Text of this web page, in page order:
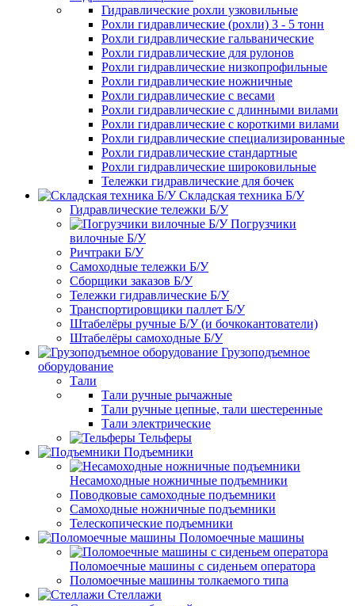
Гидравлические рохли узковильные
Рохли гидравлические (рохли) 3 - 5 тонн
Рохли гидравлические гальванические
Рохли гидравлические для рулонов
Рохли гидравлические низкопрофильные
Рохли гидравлические ножничные
Рохли гидравлические с весами
Рохли гидравлические с длинными вилами
Рохли гидравлические с короткими вилами
Рохли гидравлические специализированные
Рохли гидравлические стандартные
Рохли гидравлические широковильные
Тележки гидравлические для бочек
Складская техника Б/У
Гидравлические тележки Б/У
Погрузчики
вилочные Б/У
Ричтраки Б/У
Самоходные тележки Б/У
Сборщики заказов Б/У
Тележки гидравлические Б/У
Транспортировщики паллет Б/У
Штабелёры ручные Б/У (и бочкокантователи)
Штабелёры самоходные Б/У
Грузоподъемное
оборудование
Тали
Тали ручные рычажные
Тали ручные цепные, тали шестеренные
Тали электрические
Тельферы
Подъемники
Несамоходные ножничные подъемники
Поводковые самоходные подъемники
Самоходные ножничные подъемники
Телескопические подъемники
Поломоечные машины
Поломоечные машины с сиденьем оператора
Поломоечные машины толкаемого типа
Стеллажи